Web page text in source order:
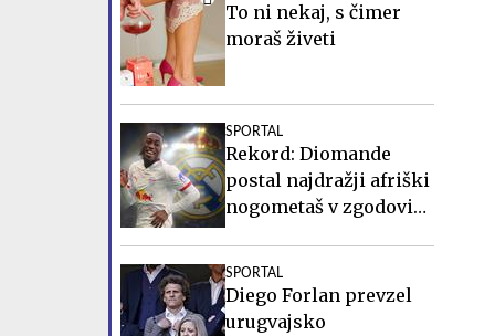
To ni nekaj, s čimer
moraš živeti
SPORTAL
Rekord: Diomande
postal najdražji afriški
nogometaš v zgodovini
SPORTAL
Diego Forlan prevzel
urugvajsko